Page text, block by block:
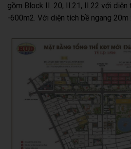
gồm Block II. 20, II.21, II.22 với
-600m2. Với diện tích bề ngang 20m